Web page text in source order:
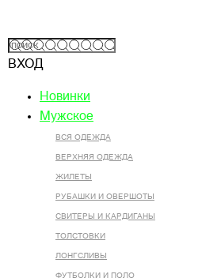
ВХОД
Новинки
Мужское
ВСЯ ОДЕЖДА
ВЕРХНЯЯ ОДЕЖДА
ЖИЛЕТЫ
РУБАШКИ И ОВЕРШОТЫ
СВИТЕРЫ И КАРДИГАНЫ
ТОЛСТОВКИ
ЛОНГСЛИВЫ
ФУТБОЛКИ И ПОЛО